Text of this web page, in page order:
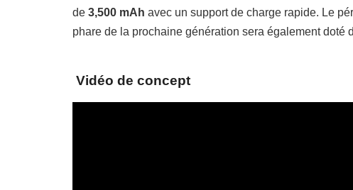
de 3,500 mAh avec un support de charge rapide. Le
phare de la prochaine génération sera également doté
Vidéo de concept